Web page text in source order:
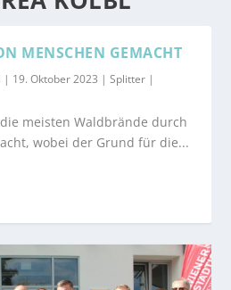
MENSCHEN GEMACHT
| 19. Oktober 2023 |Splitter |
meisten Waldbrände durch
wobei der Grund für die...